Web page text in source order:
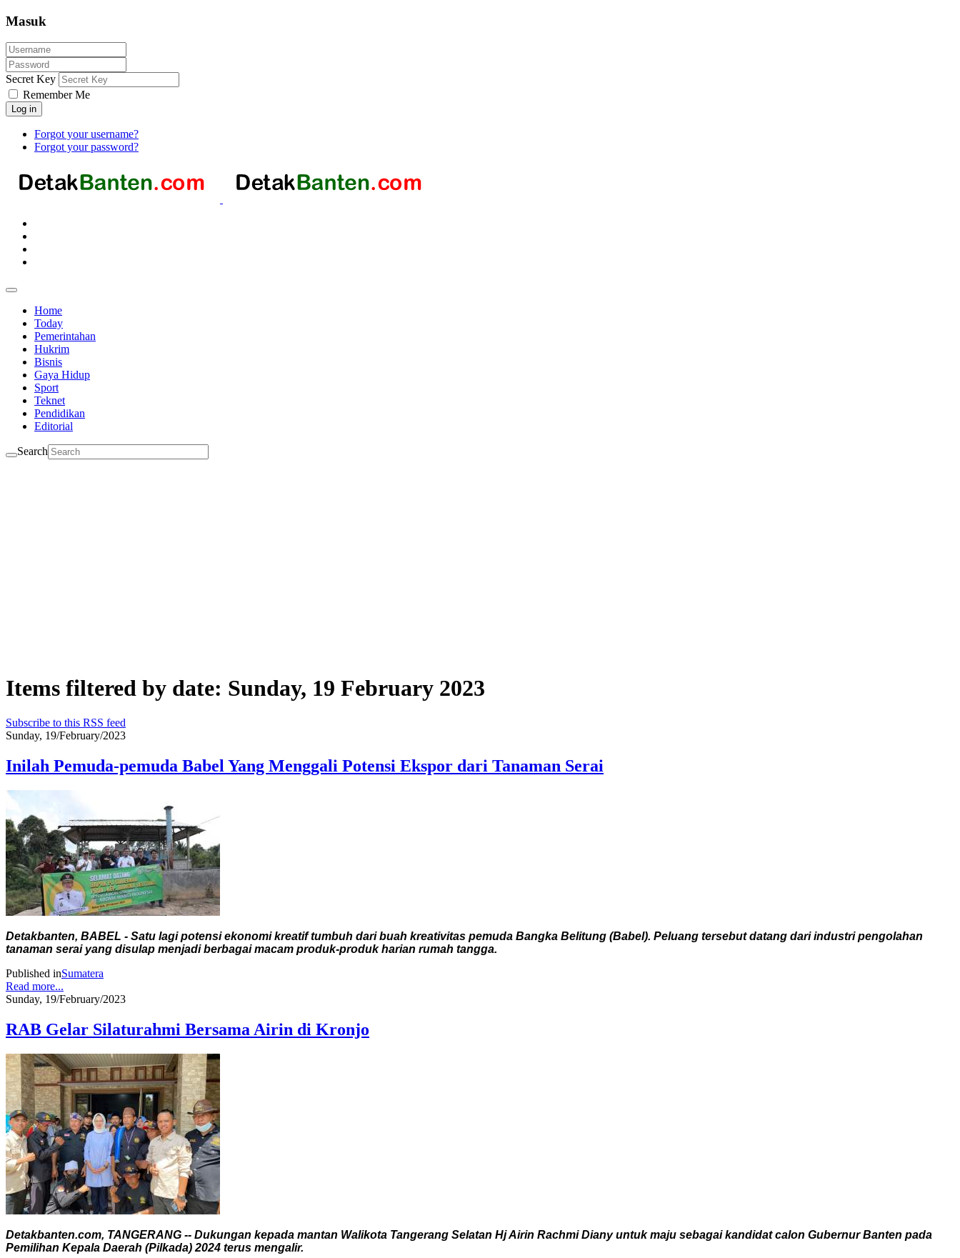
Masuk
Secret Key
Remember Me
Log in
Forgot your username?
Forgot your password?
Home
Today
Pemerintahan
Hukrim
Bisnis
Gaya Hidup
Sport
Teknet
Pendidikan
Editorial
Search
Items filtered by date: Sunday, 19 February 2023
Subscribe to this RSS feed
Sunday, 19/February/2023
Inilah Pemuda-pemuda Babel Yang Menggali Potensi Ekspor dari Tanaman Serai
Detakbanten, BABEL - Satu lagi potensi ekonomi kreatif tumbuh dari buah kreativitas pemuda Bangka Belitung (Babel). Peluang tersebut datang dari industri pengolahan
tanaman serai yang disulap menjadi berbagai macam produk-produk harian rumah tangga.
Published inSumatera
Read more...
Sunday, 19/February/2023
RAB Gelar Silaturahmi Bersama Airin di Kronjo
Detakbanten.com, TANGERANG -- Dukungan kepada mantan Walikota Tangerang Selatan Hj Airin Rachmi Diany untuk maju sebagai kandidat calon Gubernur Banten pada
Pemilihan Kepala Daerah (Pilkada) 2024 terus mengalir.